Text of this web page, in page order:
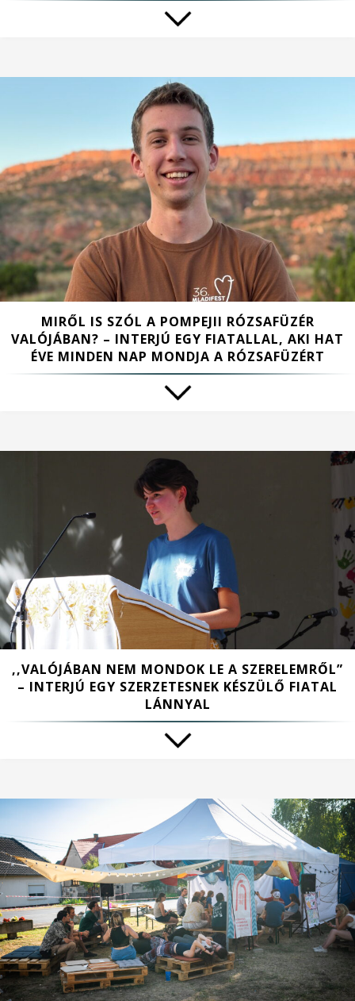
MIRŐL IS SZÓL A POMPEJII RÓZSAFÜZÉR
VALÓJÁBAN? – INTERJÚ EGY FIATALLAL, AKI HAT
ÉVE MINDEN NAP MONDJA A RÓZSAFÜZÉRT
,,VALÓJÁBAN NEM MONDOK LE A SZERELEMRŐL”
– INTERJÚ EGY SZERZETESNEK KÉSZÜLŐ FIATAL
LÁNNYAL